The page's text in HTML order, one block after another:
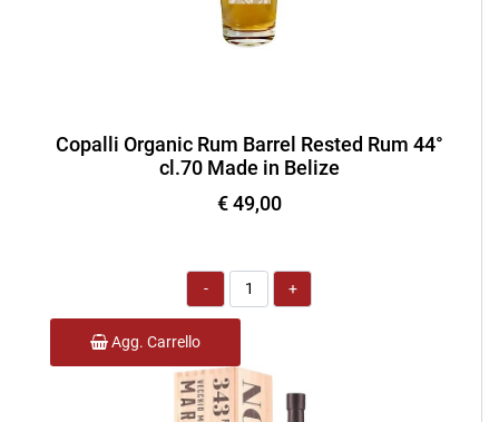
Copalli Organic Rum Barrel Rested Rum 44°
cl.70 Made in Belize
€ 49,00
Quantità
Agg. Carrello